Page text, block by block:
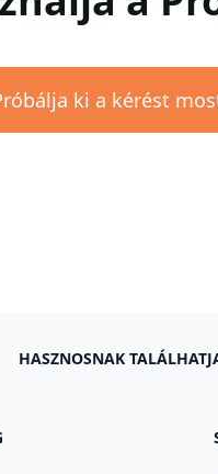
ki a kérést
HASZNOSNAK